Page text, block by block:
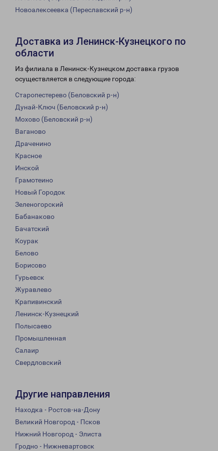
Новоалексеевка (Переславский р-н)
Доставка из Ленинск-Кузнецкого по
области
Из филиала в Ленинск-Кузнецком доставка грузов
осуществляется в следующие города:
Старопестерево (Беловский р-н)
Дунай-Ключ (Беловский р-н)
Мохово (Беловский р-н)
Ваганово
Драченино
Красное
Инской
Грамотеино
Новый Городок
Зеленогорский
Бабанаково
Бачатский
Коурак
Белово
Борисово
Гурьевск
Журавлево
Крапивинский
Ленинск-Кузнецкий
Полысаево
Промышленная
Салаир
Свердловский
Другие направления
Находка - Ростов-на-Дону
Великий Новгород - Псков
Нижний Новгород - Элиста
Гродно - Нижневартовск